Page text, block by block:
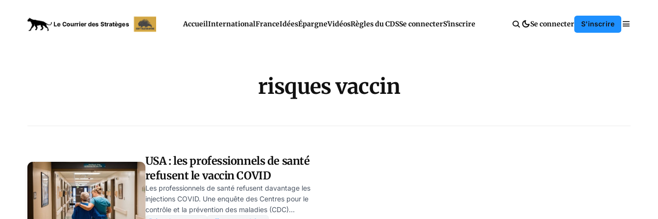
AccueilInternationalFranceIdéesÉpargneVidéosRègles du CDSSe connecterS'inscrire Se connecter S'inscrire
risques vaccin
USA : les professionnels de santé
refusent le vaccin COVID
Les professionnels de santé refusent davantage les
injections COVID. Une enquête des Centres pour le
contrôle et la prévention des maladies (CDC)